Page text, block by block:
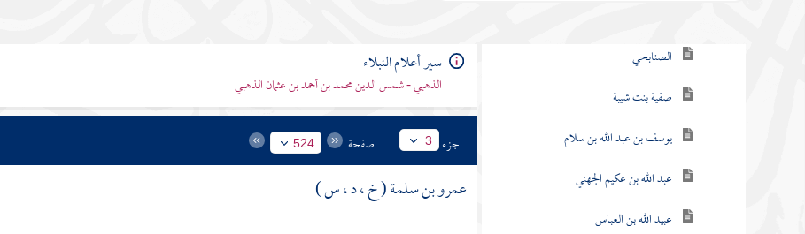
الصنابحي
صفية بنت شيبة
يوسف بن عبد الله بن سلام
عبد الله بن عكيم الجهني
عبيد الله بن العباس
سير أعلام النبلاء
الذهبي - شمس الدين محمد بن أحمد بن عثمان الذهبي
جزء 3 صفحة 524
عمرو بن سلمة ( خ ، د ، س )